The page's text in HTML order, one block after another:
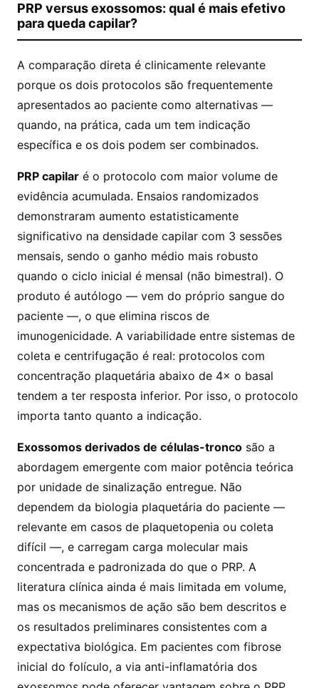
PRP versus exossomos: qual é mais efetivo
para queda capilar?
A comparação direta é clinicamente relevante
porque os dois protocolos são frequentemente
apresentados ao paciente como alternativas —
quando, na prática, cada um tem indicação
específica e os dois podem ser combinados.
PRP capilar é o protocolo com maior volume de
evidência acumulada. Ensaios randomizados
demonstraram aumento estatisticamente
significativo na densidade capilar com 3 sessões
mensais, sendo o ganho médio mais robusto
quando o ciclo inicial é mensal (não bimestral). O
produto é autólogo — vem do próprio sangue do
paciente —, o que elimina riscos de
imunogenicidade. A variabilidade entre sistemas de
coleta e centrifugação é real: protocolos com
concentração plaquetária abaixo de 4× o basal
tendem a ter resposta inferior. Por isso, o protocolo
importa tanto quanto a indicação.
Exossomos derivados de células-tronco são a
abordagem emergente com maior potência teórica
por unidade de sinalização entregue. Não
dependem da biologia plaquetária do paciente —
relevante em casos de plaquetopenia ou coleta
difícil —, e carregam carga molecular mais
concentrada e padronizada do que o PRP. A
literatura clínica ainda é mais limitada em volume,
mas os mecanismos de ação são bem descritos e
os resultados preliminares consistentes com a
expectativa biológica. Em pacientes com fibrose
inicial do folículo, a via anti-inflamatória dos